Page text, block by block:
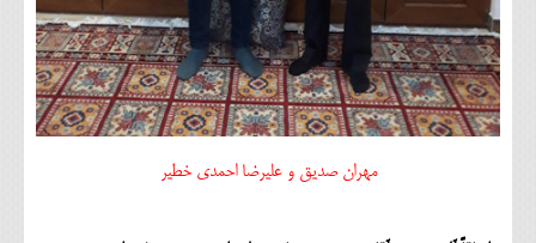
مهران صدیق و علیرضا احمدی خطیر